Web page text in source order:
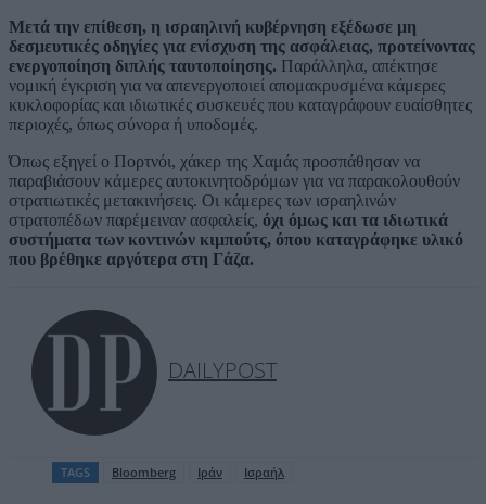
Μετά την επίθεση, η ισραηλινή κυβέρνηση εξέδωσε μη
δεσμευτικές οδηγίες για ενίσχυση της ασφάλειας, προτείνοντας
ενεργοποίηση διπλής ταυτοποίησης. Παράλληλα, απέκτησε
νομική έγκριση για να απενεργοποιεί απομακρυσμένα κάμερες
κυκλοφορίας και ιδιωτικές συσκευές που καταγράφουν ευαίσθητες
περιοχές, όπως σύνορα ή υποδομές.
Όπως εξηγεί ο Πορτνόι, χάκερ της Χαμάς προσπάθησαν να
παραβιάσουν κάμερες αυτοκινητοδρόμων για να παρακολουθούν
στρατιωτικές μετακινήσεις. Οι κάμερες των ισραηλινών
στρατοπέδων παρέμειναν ασφαλείς, όχι όμως και τα ιδιωτικά
συστήματα των κοντινών κιμπούτς, όπου καταγράφηκε υλικό
που βρέθηκε αργότερα στη Γάζα.
DAILYPOST
TAGS Bloomberg Ιράν Ισραήλ